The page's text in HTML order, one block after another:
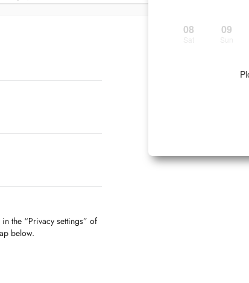
08 09
the “Privacy settings” of
below.